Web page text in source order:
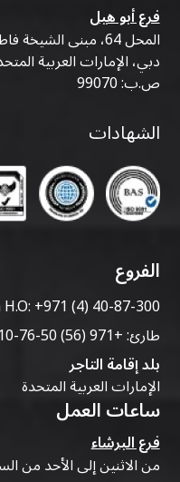
فرع أبو هيل
المحل 64، مبنى
دبي، الإمارات العربية
ص.ب: 99070
الشهادات
الفروع
+971 (4) 40-87-300
طارئ:+971 (56) 50-76-010
بلد إقامة التاجر
الإمارات العربية المتحدة
ساعات العمل
فرع البرشاء
من الاثنين إلى الأحد من الساعة 9:00 صباحًا حتى